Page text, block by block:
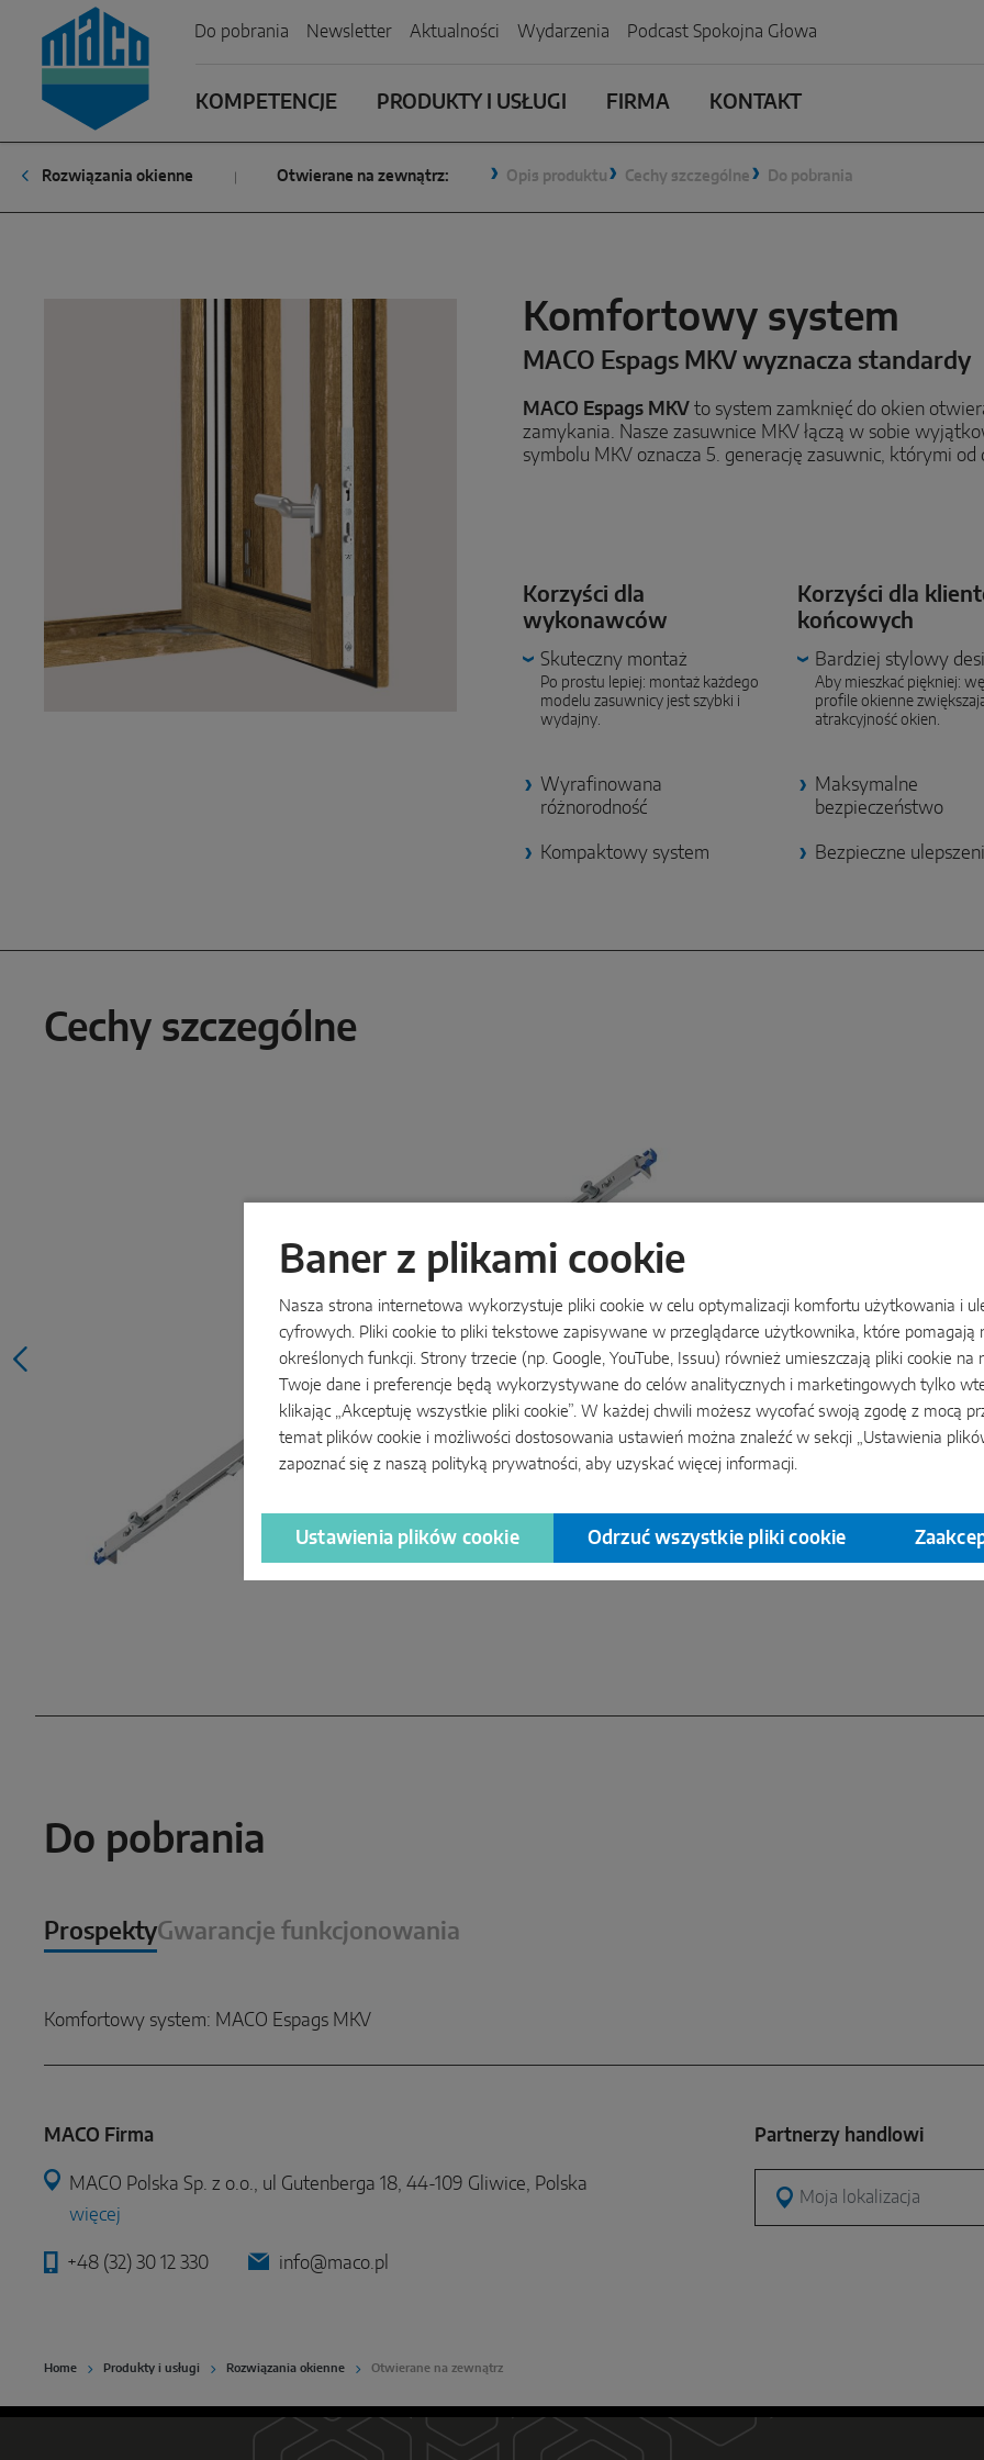
Zum Inhalt
Zum Inhaltsverzeichnis
Zur Hautpnavigation
Do pobrania Newsletter Aktualności Wydarzenia Podcast Spokojna Głowa
KOMPETENCJE PRODUKTY I USŁUGI FIRMA KONTAKT
Rozwiązania okienne Otwierane na zewnątrz: Opis produktu Cechy szczególne Do pobrania
Komfortowy system
MACO Espags MKV wyznacza standardy
MACO Espags MKV to system zamknięć do okien
zamykania. Nasze zasuwnice MKV łączą w sobie
symbolu MKV oznacza 5. generację zasuwnic, którymi
Korzyści dla
wykonawców
Skuteczny montaż
Po prostu lepiej: montaż każdego
modelu zasuwnicy jest szybki i
wydajny.
Wyrafinowana
różnorodność
Kompaktowy system
Korzyści dla
końcowych
Bardziej stylowy
Aby mieszkać piękniej:
profile okienne
atrakcyjność okien.
Maksymalne
bezpieczeństwo
Bezpieczne
Cechy szczególne
MKV telescopic
Komfortowa zasuwnica:
odpowiednią długość,
błyskawiczny montaż,
dzięki wąskim profilom
Do pobrania
ProspektyGwarancje funkcjonowania
Komfortowy system: MACO Espags MKV
MACO Firma
MACO Polska Sp. z o.o., ul Gutenberga 18, 44-109 Gliwice, Polska
więcej
+48 (32) 30 12 330 info@maco.pl
Partnerzy handlowi
Moja lokalizacja
Home Produkty i usługi Rozwiązania okienne Otwierane na zewnątrz
Baner z plikami cookie
Nasza strona internetowa wykorzystuje pliki cookie w celu optymalizacji komfortu użytkowania i
cyfrowych. Pliki cookie to pliki tekstowe zapisywane w przeglądarce użytkownika, które pomagają
określonych funkcji. Strony trzecie (np. Google, YouTube, Issuu) również umieszczają pliki cookie na
Twoje dane i preferencje będą wykorzystywane do celów analitycznych i marketingowych tylko
klikając „Akceptuję wszystkie pliki cookie”. W każdej chwili możesz wycofać swoją zgodę z mocą
temat plików cookie i możliwości dostosowania ustawień można znaleźć w sekcji „Ustawienia
zapoznać się z naszą polityką prywatności , aby uzyskać więcej informacji.
Ustawienia plików cookie Odrzuć wszystkie pliki cookie